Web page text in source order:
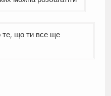
те, що ти все ще